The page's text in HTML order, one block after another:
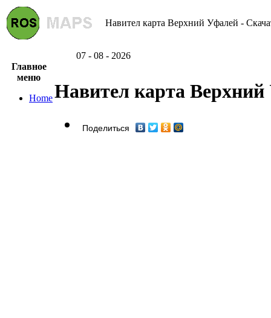
Навител карта Верхний Уфалей -
07 - 08 - 2026
Главное
меню
HomeНавител карта
Поделиться